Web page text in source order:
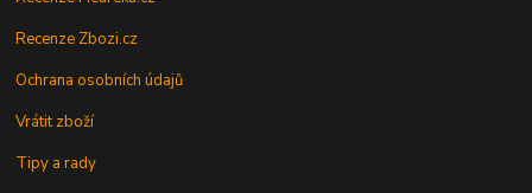
Recenze Zbozi.cz
Ochrana osobních údajů
Vrátit zboží
Tipy a rady